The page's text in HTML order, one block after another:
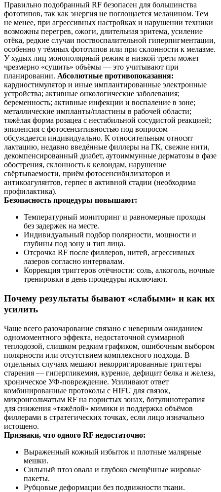
Правильно подобранный RF безопасен для большинства
фототипов, так как энергия не поглощается меланином. Тем
не менее, при агрессивных настройках и нарушении техники
возможны перегрев, ожоги, длительная эритема, усиление
отёка, редкие случаи поствоспалительной гиперпигментации,
особенно у тёмных фототипов или при склонности к мелазме.
У худых лиц монополярный режим в низкой трети может
чрезмерно «сушить» объёмы — это учитывают при
планировании. Абсолютные противопоказания:
кардиостимулятор и иные имплантированные электронные
устройства; активные онкологические заболевания;
беременность; активные инфекции и воспаление в зоне;
металлические импланты/пластины в рабочей области;
тяжёлая форма розацеа с нестабильной сосудистой реакцией;
эпилепсия с фотосенситивностью под вопросом —
обсуждается индивидуально. К относительным относят
лактацию, недавно введённые филлеры на ГК, свежие нити,
декомпенсированный диабет, аутоиммунные дерматозы в фазе
обострения, склонность к келоидам, нарушение
свёртываемости, приём фотосенсибилизаторов и
антикоагулянтов, герпес в активной стадии (необходима
профилактика).
Безопасность процедуры повышают:
Температурный мониторинг и равномерные проходы
без задержек на месте.
Индивидуальный подбор полярности, мощности и
глубины под зону и тип лица.
Отсрочка RF после филлеров, нитей, агрессивных
лазеров согласно интервалам.
Коррекция триггеров отёчности: соль, алкоголь, ночные
тренировки в день процедуры исключают.
Почему результаты бывают «слабыми» и как их
усилить
Чаще всего разочарование связано с неверным ожиданием
одномоментного эффекта, недостаточной суммарной
теплодозой, слишком редким графиком, ошибочным выбором
полярности или отсутствием комплексного подхода. В
отдельных случаях мешают некорригированные триггеры
старения — гипергликемия, курение, дефицит белка и железа,
хроническое УФ‑повреждение. Усиливают ответ
комбинированные протоколы с HIFU для связок,
микроигольчатым RF на пористых зонах, ботулинотерапия
для снижения «тяжёлой» мимики и поддержка объёмов
филлерами в стратегических точках, если лицо изначально
истощено.
Признаки, что одного RF недостаточно:
Выраженный кожный избыток и плотные малярные
мешки.
Сильный птоз овала и глубоко смещённые жировые
пакеты.
Рубцовые деформации без подвижности ткани.